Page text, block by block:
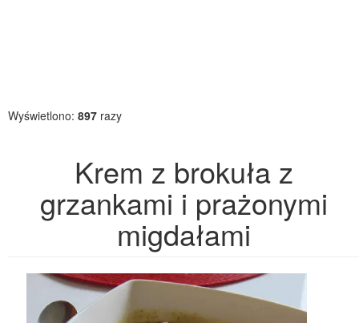
Wyświetlono: 897 razy
Krem z brokuła z
grzankami i prażonymi
migdałami